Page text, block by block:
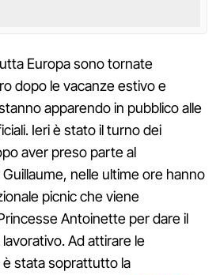
Europa sono tornate
dopo le vacanze estivo e
apparendo in pubblico alle
Ieri è stato il turno dei
aver preso parte al
nelle ultime ore hanno
picnic che viene
Antoinette per dare il
Ad attirare le
stata soprattutto la